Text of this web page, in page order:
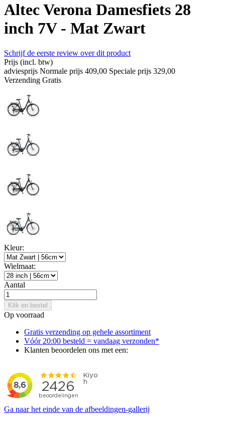
Altec Verona Damesfiets 28
inch 7V - Mat Zwart
Schrijf de eerste review over dit product
Prijs (incl. btw)
adviesprijs Normale prijs 409,00 Speciale prijs 329,00
Verzending Gratis
Kleur:
Wielmaat:
Aantal
Klik en bestel
Op voorraad
Gratis verzending op gehele assortiment
Vóór 20:00 besteld = vandaag verzonden*
Klanten beoordelen ons met een:
Ga naar het einde van de afbeeldingen-gallerij